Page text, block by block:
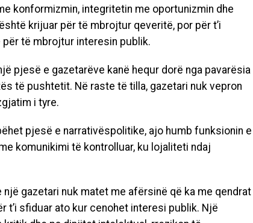
konformizmin, integritetin me oportunizmin dhe
krijuar për të mbrojtur qeveritë, por për t’i
për të mbrojtur interesin publik.
pjesë e gazetarëve kanë hequr dorë nga pavarësia
të pushtetit. Në raste të tilla, gazetari nuk vepron
i tyre.
pjesë e narrativëspolitike, ajo humb funksionin e
komunikimi të kontrolluar, ku lojaliteti ndaj
gazetari nuk matet me afërsinë që ka me qendrat
t’i sfiduar ato kur cenohet interesi publik. Një